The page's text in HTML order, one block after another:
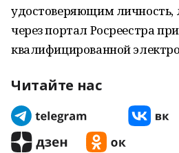
удостоверяющим личность,
через портал Росреестра
квалифицированной
Читайте нас